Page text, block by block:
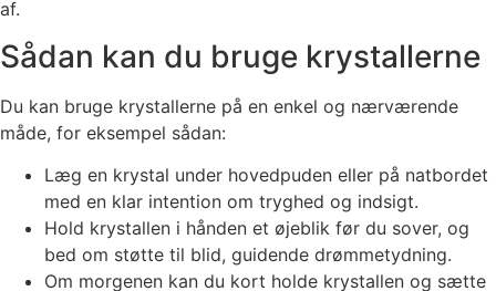
af.
Sådan kan du bruge krystallerne
Du kan bruge krystallerne på en enkel og nærværende
måde, for eksempel sådan:
Læg en krystal under hovedpuden eller på natbordet
med en klar intention om tryghed og indsigt.
Hold krystallen i hånden et øjeblik før du sover, og
bed om støtte til blid, guidende drømmetydning.
Om morgenen kan du kort holde krystallen og sætte